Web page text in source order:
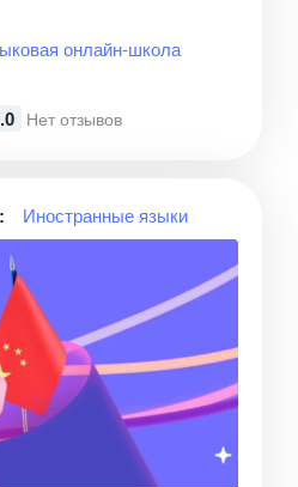
онлайн-школа
Нет отзывов
Иностранные языки